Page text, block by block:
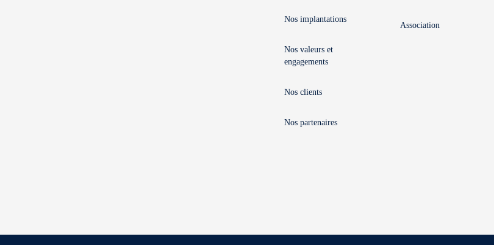
Nos implantations
Nos valeurs et
engagements
Nos clients
Nos partenaires
Association